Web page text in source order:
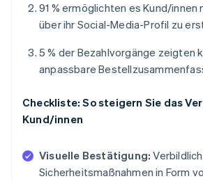
91 % ermöglichten es Kund/innen
über ihr Social-Media-Profil zu
5 % der Bezahlvorgänge zeigten
anpassbare
Checkliste: So steigern Sie das
Kund/innen
Visuelle Bestätigung:
Sicherheitsmaßnahmen in Form